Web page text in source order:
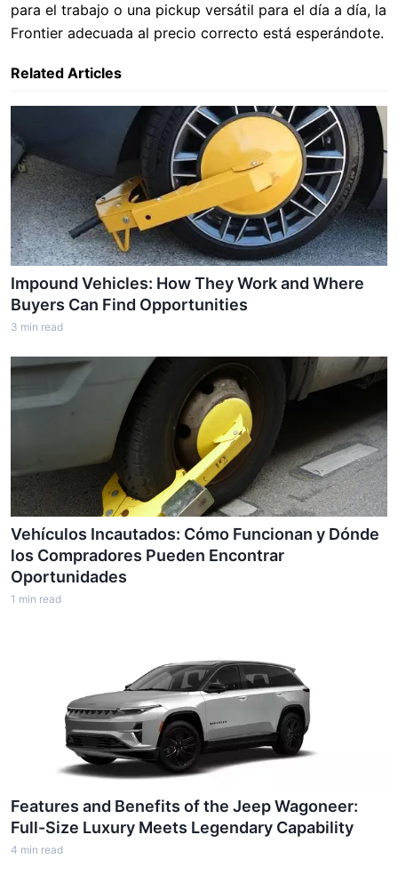
para el trabajo o una pickup versátil para el día a día, la
Frontier adecuada al precio correcto está esperándote.
Related Articles
Impound Vehicles: How They Work and Where
Buyers Can Find Opportunities
3 min read
Vehículos Incautados: Cómo Funcionan y Dónde
los Compradores Pueden Encontrar
Oportunidades
1 min read
Features and Benefits of the Jeep Wagoneer:
Full-Size Luxury Meets Legendary Capability
4 min read